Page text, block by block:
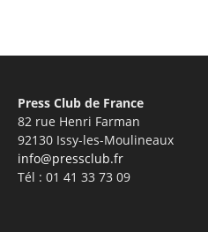
Press Club de France
82 rue Henri Farman
92130 Issy-les-Moulineaux
info@pressclub.fr
Tél : 01 41 33 73 09